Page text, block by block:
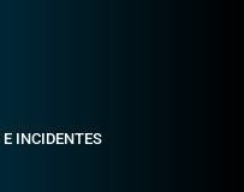
INCIDENTES